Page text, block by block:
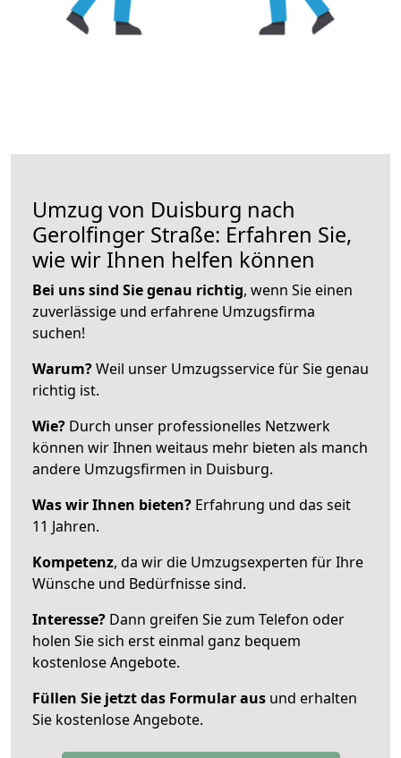
Umzug von Duisburg nach
Gerolfinger Straße: Erfahren Sie,
wie wir Ihnen helfen können
Bei uns sind Sie genau richtig, wenn Sie einen
zuverlässige und erfahrene Umzugsfirma
suchen!
Warum?Weil unser Umzugsservice für Sie genau
richtig ist.
Wie? Durch unser professionelles Netzwerk
können wir Ihnen weitaus mehr bieten als manch
andere Umzugsfirmen in Duisburg.
Was wir Ihnen bieten? Erfahrung und das seit
11 Jahren.
Kompetenz, da wir die Umzugsexperten für Ihre
Wünsche und Bedürfnisse sind.
Interesse? Dann greifen Sie zum Telefon oder
holen Sie sich erst einmal ganz bequem
kostenlose Angebote.
Füllen Sie jetzt das Formular aus und erhalten
Sie kostenlose Angebote.